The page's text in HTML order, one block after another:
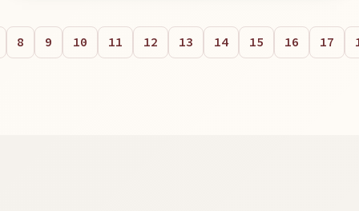
8 9 10 11 12 13 14 15 16 17